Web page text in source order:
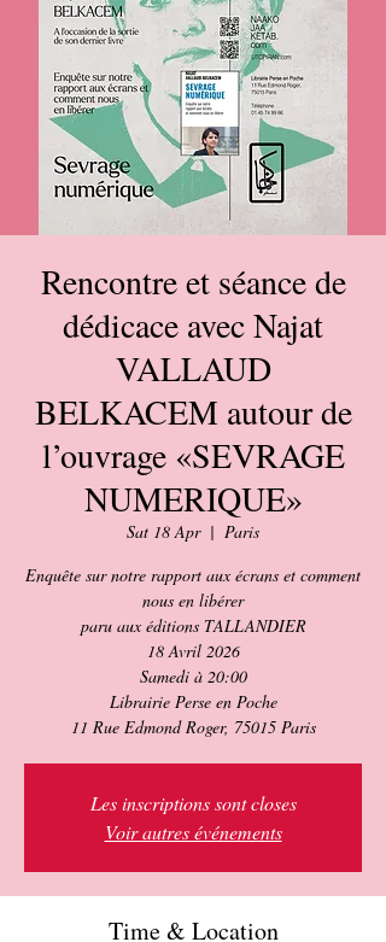
Rencontre et séance de
dédicace avec Najat
VALLAUD
BELKACEM autour de
l’ouvrage «SEVRAGE
NUMERIQUE»
Sat 18 Apr
  |
Paris
Enquête sur notre rapport aux écrans et comment
nous en libérer
paru aux éditions TALLANDIER
18 Avril 2026
Samedi à 20:00
Librairie Perse en Poche
11 Rue Edmond Roger, 75015 Paris
Les inscriptions sont closes
Voir autres événements
Time & Location